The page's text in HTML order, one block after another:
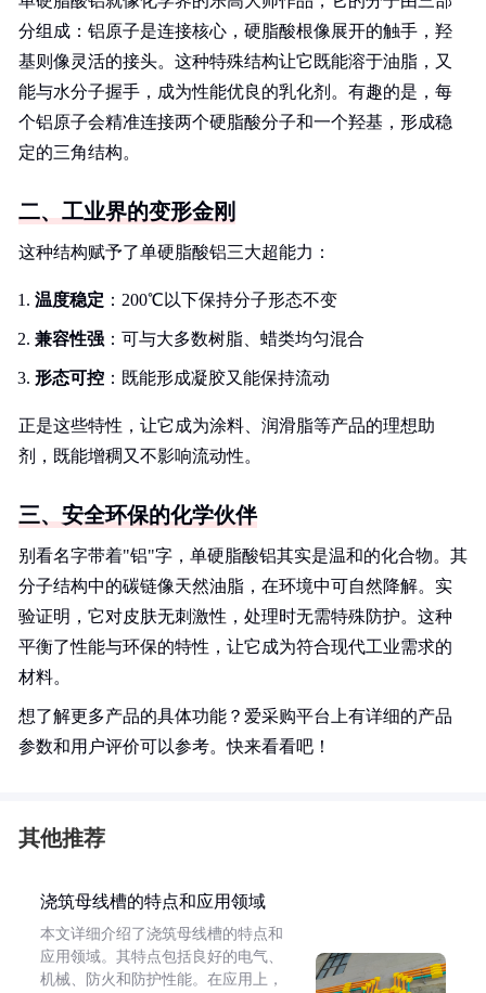
分组成：铝原子是连接核心，硬脂酸根像展开的触手，羟
基则像灵活的接头。这种特殊结构让它既能溶于油脂，又
能与水分子握手，成为性能优良的乳化剂。有趣的是，每
个铝原子会精准连接两个硬脂酸分子和一个羟基，形成稳
定的三角结构。
二、工业界的变形金刚
这种结构赋予了单硬脂酸铝三大超能力：
温度稳定 ：200℃以下保持分子形态不变
兼容性强 ：可与大多数树脂、蜡类均匀混合
形态可控 ：既能形成凝胶又能保持流动
正是这些特性，让它成为涂料、润滑脂等产品的理想助
剂，既能增稠又不影响流动性。
三、安全环保的化学伙伴
别看名字带着"铝"字，单硬脂酸铝其实是温和的化合物。其
分子结构中的碳链像天然油脂，在环境中可自然降解。实
验证明，它对皮肤无刺激性，处理时无需特殊防护。这种
平衡了性能与环保的特性，让它成为符合现代工业需求的
材料。
想了解更多产品的具体功能？爱采购平台上有详细的产品
参数和用户评价可以参考。快来看看吧！
其他推荐
浇筑母线槽的特点和应用领域
本文详细介绍了浇筑母线槽的特点和
应用领域。其特点包括良好的电气、
机械、防火和防护性能。在应用上，